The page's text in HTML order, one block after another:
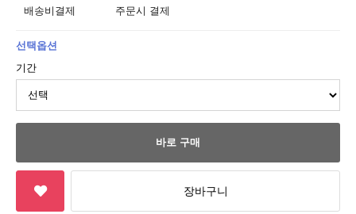
배송비결제
주문시 결제
선택옵션
기간